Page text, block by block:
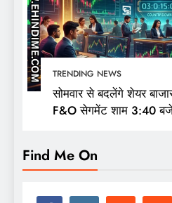
TRENDING NEWS
सोमवार से बदलेंगे शेयर
F&O सेगमेंट शाम 3:40
Find Me On